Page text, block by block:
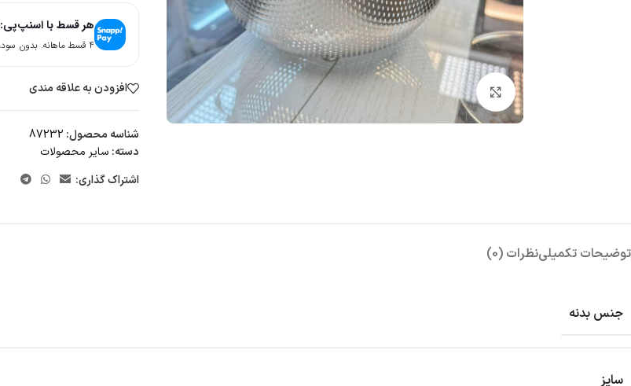
بزرگنمایی تصویر
هر قسط با اسنپ‌پی:
۴ قسط ماهانه. بدون سود، چک و ضامن.
افزودن به علاقه مندی
شناسه محصول: 87232
دسته: سایر محصولات
اشتراک گذاری:
توضیحات تکمیلینظرات (0)
جنس بدنه
سایز